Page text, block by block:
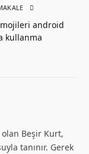
android
kullanma
Beşir Kurt,
tanınır. Gerek